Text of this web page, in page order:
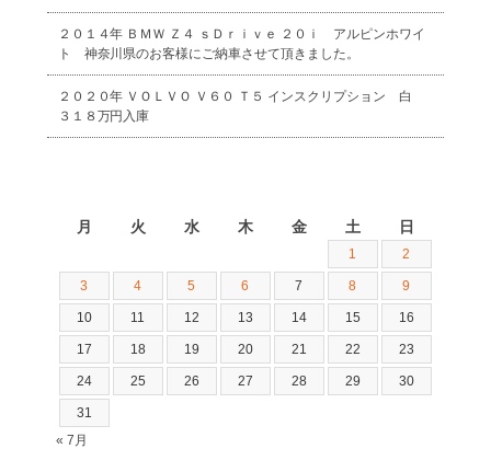
２０１４年 ＢＭＷ Ｚ４ ｓＤｒｉｖｅ ２０ｉ アルピンホワイ
ト 神奈川県のお客様にご納車させて頂きました。
２０２０年 ＶＯＬＶＯ Ｖ６０ Ｔ５ インスクリプション 白
３１８万円入庫
月 火 水 木 金 土 日
1 2
3 4 5 6 7 8 9
10 11 12 13 14 15 16
17 18 19 20 21 22 23
24 25 26 27 28 29 30
31
« 7月